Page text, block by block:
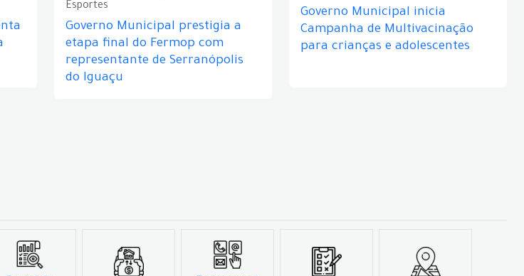
Esportes
Governo Municipal prestigia a
etapa final do Fermop com
representante de Serranópolis
do Iguaçu
Governo Municipal inicia
Campanha de Multivacinação
para crianças e adolescentes